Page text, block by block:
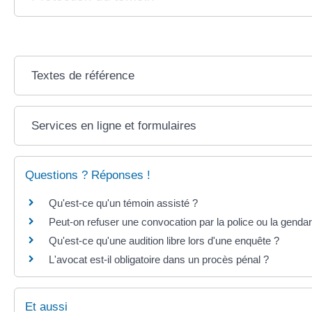
Textes de référence
Services en ligne et formulaires
Questions ? Réponses !
Qu'est-ce qu'un témoin assisté ?
Peut-on refuser une convocation par la police ou la
Qu'est-ce qu'une audition libre lors d'une enquête ?
L'avocat est-il obligatoire dans un procès pénal ?
Et aussi